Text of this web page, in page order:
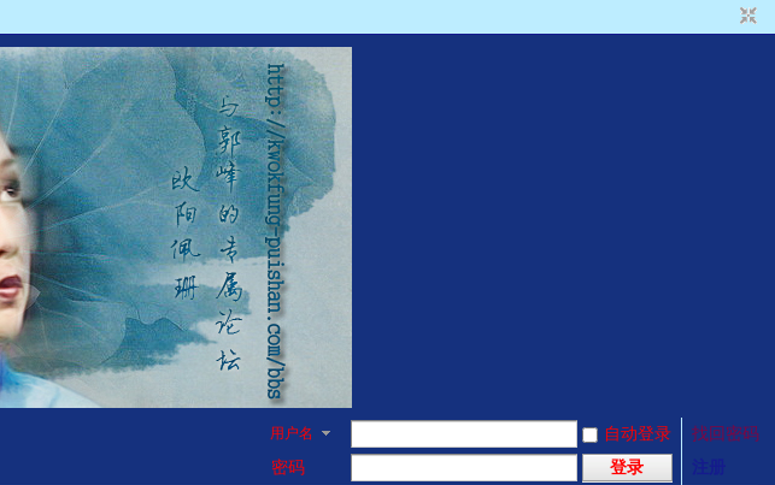
用户名 自动登录
找回密码
密码
登录